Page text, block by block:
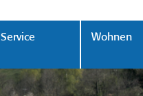
Service Wohnen